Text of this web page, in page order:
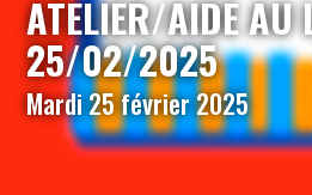
ATELIER/AIDE AU
25/02/2025
Mardi 25 février 2025